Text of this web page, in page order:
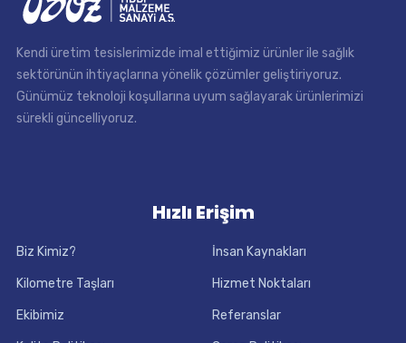
Kendi üretim tesislerimizde imal ettiğimiz ürünler ile sağlık
sektörünün ihtiyaçlarına yönelik çözümler geliştiriyoruz.
Günümüz teknoloji koşullarına uyum sağlayarak ürünlerimizi
sürekli güncelliyoruz.
Hızlı Erişim
Biz Kimiz? İnsan Kaynakları
Kilometre Taşları Hizmet Noktaları
Ekibimiz Referanslar